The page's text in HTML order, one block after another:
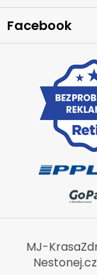
Facebook
MJ-